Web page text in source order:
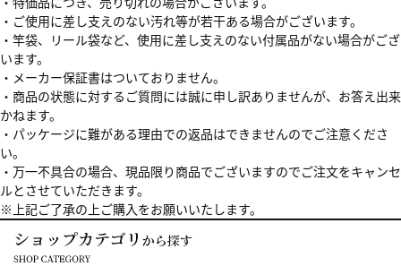
・ご使用に差し支えのない汚れ等が若干ある場合がございます。
・竿袋、リール袋など、使用に差し支えのない付属品がない場合がござ
います。
・メーカー保証書はついておりません。
・商品の状態に対するご質問には誠に申し訳ありませんが、お答え出来
かねます。
・パッケージに難がある理由での返品はできませんのでご注意くださ
い。
・万一不具合の場合、現品限り商品でございますのでご注文をキャンセ
ルとさせていただきます。
※上記ご了承の上ご購入をお願いいたします。